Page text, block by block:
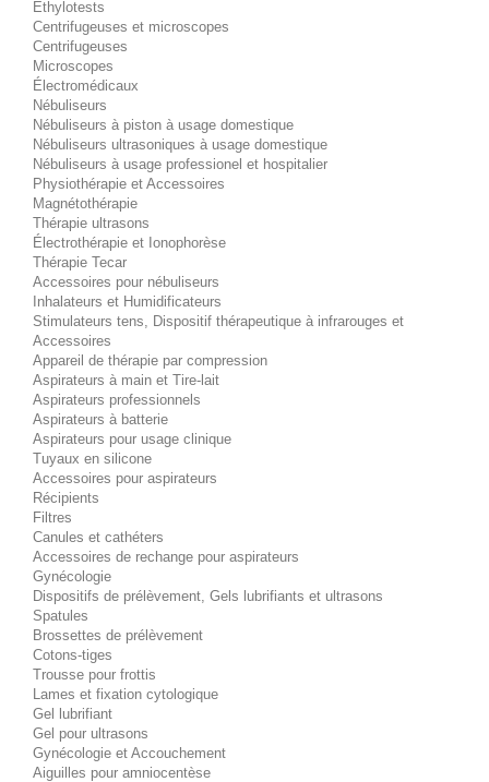
Éthylotests
Centrifugeuses et microscopes
Centrifugeuses
Microscopes
Électromédicaux
Nébuliseurs
Nébuliseurs à piston à usage domestique
Nébuliseurs ultrasoniques à usage domestique
Nébuliseurs à usage professionel et hospitalier
Physiothérapie et Accessoires
Magnétothérapie
Thérapie ultrasons
Électrothérapie et Ionophorèse
Thérapie Tecar
Accessoires pour nébuliseurs
Inhalateurs et Humidificateurs
Stimulateurs tens, Dispositif thérapeutique à infrarouges et
Accessoires
Appareil de thérapie par compression
Aspirateurs à main et Tire-lait
Aspirateurs professionnels
Aspirateurs à batterie
Aspirateurs pour usage clinique
Tuyaux en silicone
Accessoires pour aspirateurs
Récipients
Filtres
Canules et cathéters
Accessoires de rechange pour aspirateurs
Gynécologie
Dispositifs de prélèvement, Gels lubrifiants et ultrasons
Spatules
Brossettes de prélèvement
Cotons-tiges
Trousse pour frottis
Lames et fixation cytologique
Gel lubrifiant
Gel pour ultrasons
Gynécologie et Accouchement
Aiguilles pour amniocentèse